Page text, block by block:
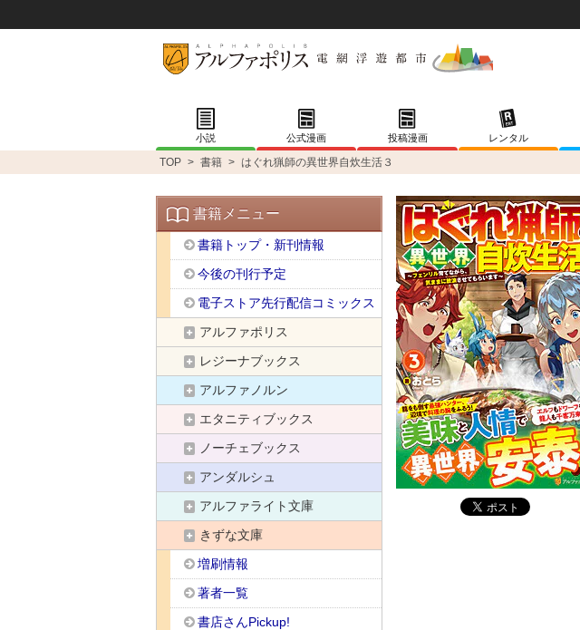
小説 公式漫画 投稿漫画 レンタル
TOP > 書籍 > はぐれ猟師の異世界自炊生活３
書籍メニュー
書籍トップ・新刊情報
今後の刊行予定
電子ストア先行配信コミックス
アルファポリス
レジーナブックス
アルファノルン
エタニティブックス
ノーチェブックス
アンダルシュ
アルファライト文庫
きずな文庫
増刷情報
著者一覧
書店さんPickup!